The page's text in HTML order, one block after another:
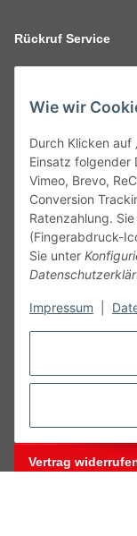
Wie wir
Durch Klicken auf
Einsatz folgender
Vimeo, Brevo,
Conversion
Ratenzahlung.
(Fingerabdruck-
Sie unter
Impressum
Rückruf Service
kontakt@theo-
Service
Alle technischen
Angaben
technische
Vertrag